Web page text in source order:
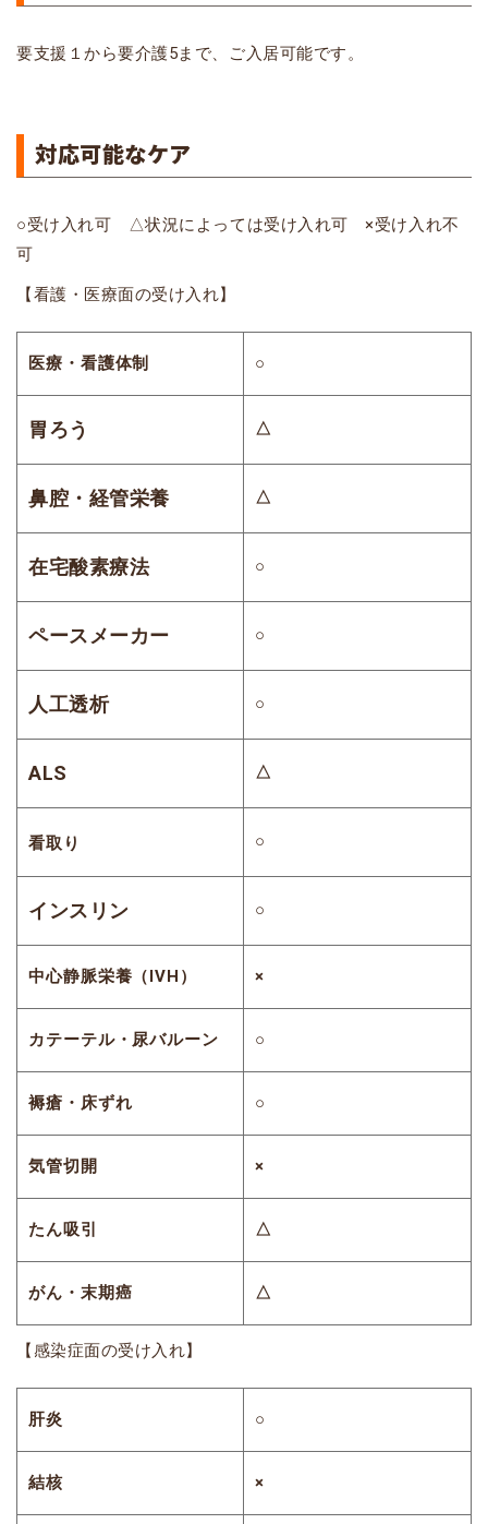
要支援１から要介護5まで、ご入居可能です。
対応可能なケア
○受け入れ可 △状況によっては受け入れ可 ×受け入れ不
可
【看護・医療面の受け入れ】
医療・看護体制 ○
胃ろう △
鼻腔・経管栄養 △
在宅酸素療法 ○
ペースメーカー ○
人工透析 ○
ALS △
看取り ○
インスリン ○
中心静脈栄養（IVH） ×
カテーテル・尿バルーン ○
褥瘡・床ずれ ○
気管切開 ×
たん吸引 △
がん・末期癌 △
【感染症面の受け入れ】
肝炎 ○
結核 ×